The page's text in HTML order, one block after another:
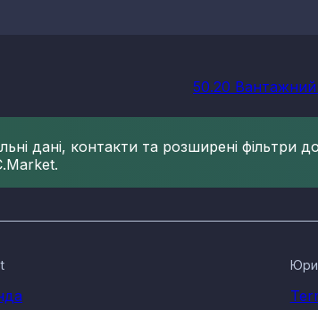
50.20 Вантажний
дані, контакти та розширені фільтри